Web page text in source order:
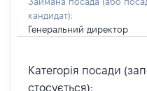
кандидат):
Генеральний директор
Категорія посади
стосується):